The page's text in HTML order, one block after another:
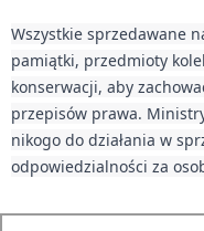
Wszystkie sprzedawane
pamiątki, przedmioty
konserwacji, aby
przepisów prawa.
nikogo do działania w
odpowiedzialności za